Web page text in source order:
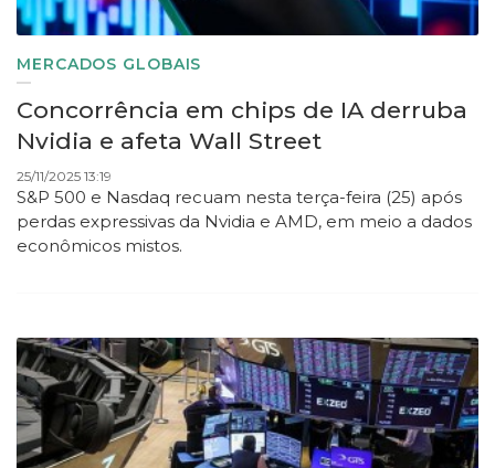
MERCADOS GLOBAIS
Concorrência em chips de IA derruba
Nvidia e afeta Wall Street
25/11/2025 13:19
S&P 500 e Nasdaq recuam nesta terça-feira (25) após
perdas expressivas da Nvidia e AMD, em meio a dados
econômicos mistos.